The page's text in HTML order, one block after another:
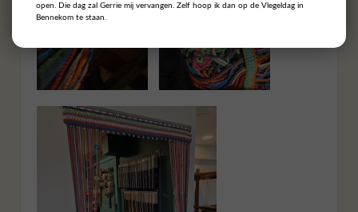
open. Die dag zal Gerrie mij vervangen. Zelf hoop ik dan op de Vlegeldag in
Bennekom te staan.